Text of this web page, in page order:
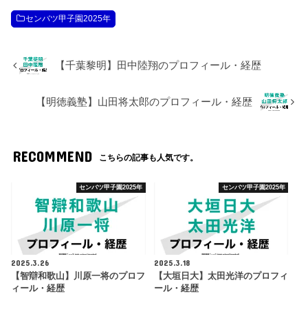
センバツ甲子園2025年
【千葉黎明】田中陸翔のプロフィール・経歴
【明徳義塾】山田将太郎のプロフィール・経歴
RECOMMEND こちらの記事も人気です。
センバツ甲子園2025年
2025.3.26
【智辯和歌山】川原一将のプロフ
ィール・経歴
センバツ甲子園2025年
2025.3.18
【大垣日大】太田光洋のプロフィ
ール・経歴